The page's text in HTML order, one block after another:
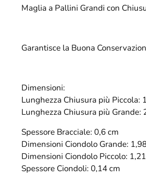
Maglia a Pallini Grandi con
Garantisce la Buona
Dimensioni:
Lunghezza Chiusura più Piccola:
Lunghezza Chiusura più Grande:
Spessore Bracciale: 0,6 cm
Dimensioni Ciondolo Grande:
Dimensioni Ciondolo Piccolo:
Spessore Ciondoli: 0,14 cm